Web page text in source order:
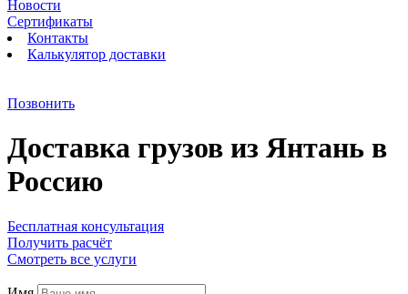
Новости
Сертификаты
Контакты
Калькулятор доставки
Позвонить
Доставка грузов из Янтань в
Россию
Бесплатная консультация
Получить расчёт
Смотреть все услуги